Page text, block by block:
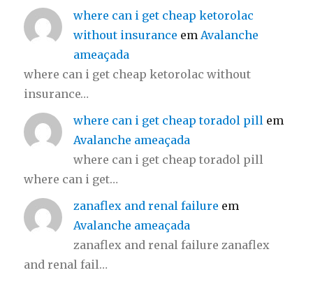
where can i get cheap ketorolac
without insurance em Avalanche
ameaçada
where can i get cheap ketorolac without
insurance…
where can i get cheap toradol pill em
Avalanche ameaçada
where can i get cheap toradol pill
where can i get…
zanaflex and renal failure em
Avalanche ameaçada
zanaflex and renal failure zanaflex
and renal fail…